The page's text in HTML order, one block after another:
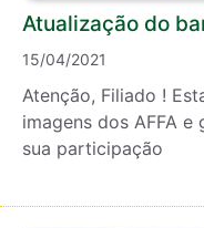
Atualização do
15/04/2021
Atenção, Filiado !
imagens dos AFFA
sua participação